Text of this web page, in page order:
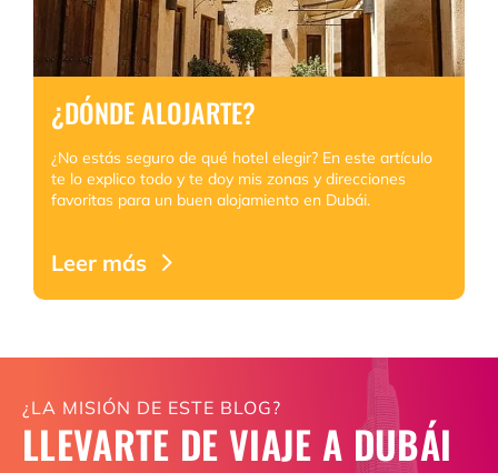
¿DÓNDE ALOJARTE?
¿No estás seguro de qué hotel elegir? En este artículo
te lo explico todo y te doy mis zonas y direcciones
favoritas para un buen alojamiento en Dubái.
Leer más
¿LA MISIÓN DE ESTE BLOG?
LLEVARTE DE VIAJE A DUBÁI